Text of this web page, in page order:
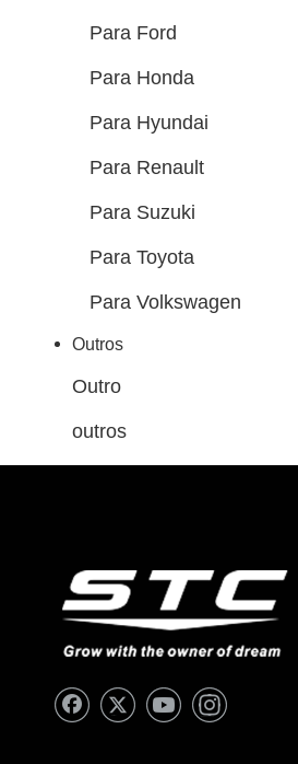
Para Ford
Para Honda
Para Hyundai
Para Renault
Para Suzuki
Para Toyota
Para Volkswagen
Outros
Outro
outros